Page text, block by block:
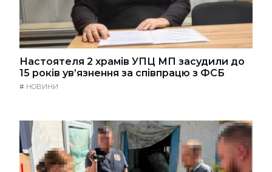
Настоятеля 2 храмів УПЦ МП засудили до
15 років ув’язнення за співпрацю з ФСБ
# НОВИНИ